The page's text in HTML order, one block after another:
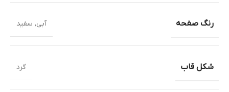
رنگ صفحه آبی, سفید
شکل قاب گرد